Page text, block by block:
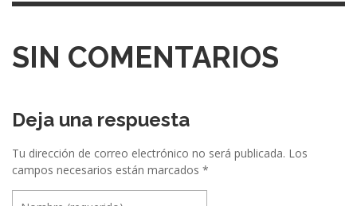
SIN COMENTARIOS
Deja una respuesta
Tu dirección de correo electrónico no será publicada. Los
campos necesarios están marcados *